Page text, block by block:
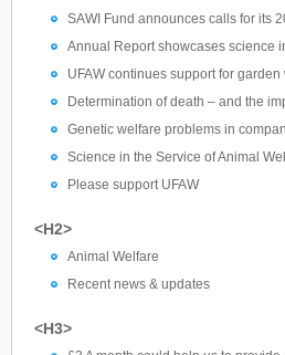
SAWI Fund announces calls for its
Annual Report showcases science
UFAW continues support for
Determination of death – and the
Genetic welfare problems in
Science in the Service of Animal
Please support UFAW
<H2>
Animal Welfare
Recent news & updates
<H3>